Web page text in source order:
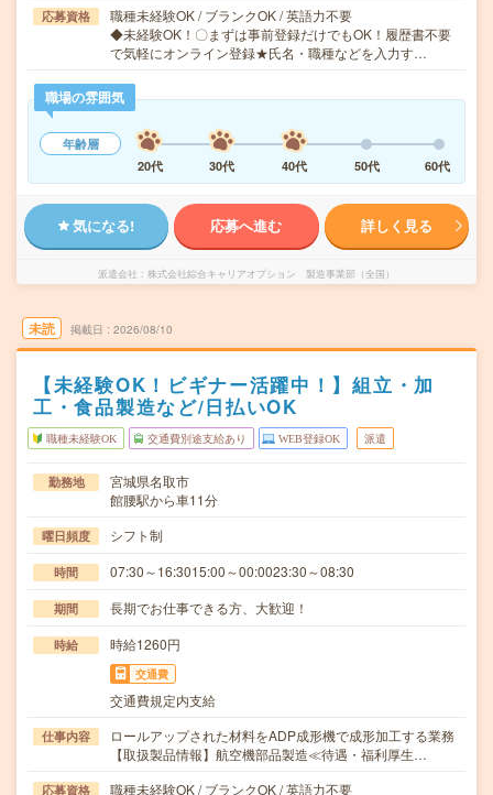
応募資格
職種未経験OK / ブランクOK / 英語力不要
◆未経験OK！〇まずは事前登録だけでもOK！履歴書不要
で気軽にオンライン登録★氏名・職種などを入力す…
職場の雰囲気
年齢層
20代
30代 40代 50代 60代
気になる! 応募へ進む 詳しく見る
派遣会社 株式会社綜合キャリアオプション 製造事業部（全国）
未読 掲載日 2026/08/10
【未経験OK！ビギナー活躍中！】組立・加
工・食品製造など/日払いOK
職種未経験OK 交通費別途支給あり WEB登録OK 派遣
勤務地
宮城県名取市
館腰駅から車11分
曜日頻度 シフト制
時間 07:30～16:3015:00～00:0023:30～08:30
期間 長期でお仕事できる方、大歓迎！
時給 時給1260円
交通費
交通費規定内支給
仕事内容
ロールアップされた材料をADP成形機で成形加工する業務
【取扱製品情報】航空機部品製造≪待遇・福利厚生…
応募資格
職種未経験OK / ブランクOK / 英語力不要